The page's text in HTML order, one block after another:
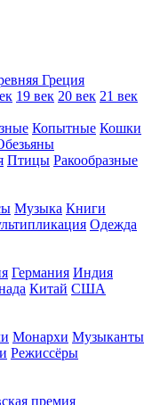
Греция
19 век 20 век 21 век
Копытные Кошки
Птицы Ракообразные
Музыка Книги
Одежда
Германия Индия
Китай США
Монархи Музыканты
Режиссёры
премия